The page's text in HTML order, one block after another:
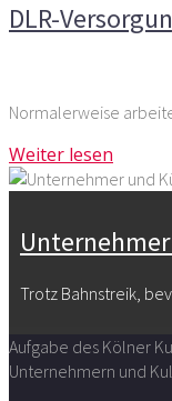
DLR-
Normalerweise
Weiter lesen
Trotz Bahnstreik,
Aufgabe des Kölner
Unternehmern und